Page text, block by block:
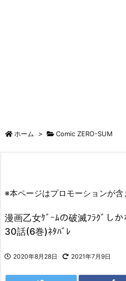
ホーム > Comic ZERO-SUM
※本ページはプロモーションが含
漫画乙女ｹﾞｰﾑの破滅ﾌﾗｸﾞし
30話(6巻)ﾈﾀﾊﾞﾚ
2020年8月28日 2021年7月9日